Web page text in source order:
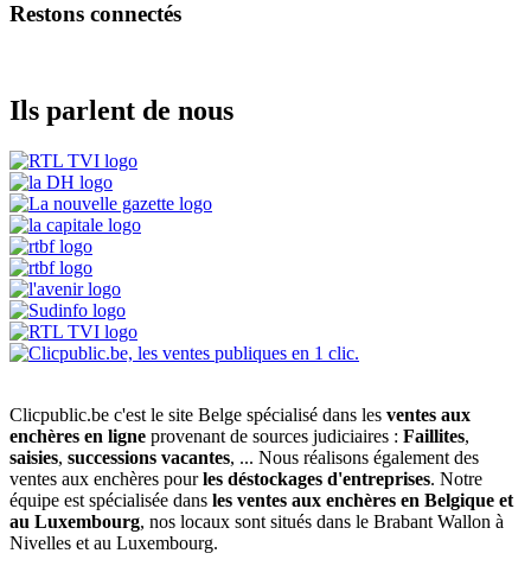
Restons connectés
Ils parlent de nous
Clicpublic.be c'est le site Belge spécialisé dans les ventes aux
enchères en ligne provenant de sources judiciaires : Faillites,
saisies, successions vacantes, ... Nous réalisons également des
ventes aux enchères pourles déstockages d'entreprises. Notre
équipe est spécialisée dans les ventes aux enchères en Belgique et
au Luxembourg, nos locaux sont situés dans le Brabant Wallon à
Nivelles et au Luxembourg.